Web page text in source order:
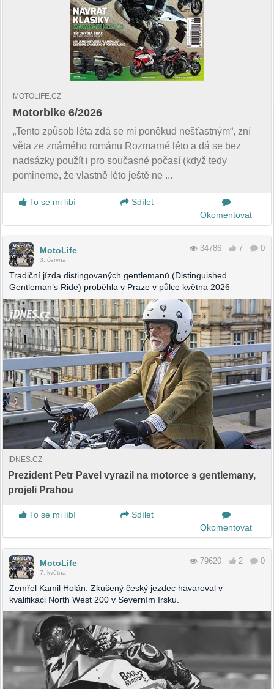
MOTOLIFE.CZ
Motorbike 6/2026
„Tento způsob léta zdá se mi poněkud nešťastným“, zní
věta ze známého románu Rozmarné léto a dá se bez
nadsázky použít i pro současné počasí (když tedy
pomineme, že vlastně léto ještě ne ...
To se mi líbí
Sdílet
Okomentovat
MotoLife
3. června
34786 7 0
Tradiční jízda distingovaných gentlemanů (Distinguished
Gentleman’s Ride) proběhla v Praze v půlce května 2026
IDNES.CZ
Prezident Petr Pavel vyrazil na motorce s gentlemany,
projeli Prahou
To se mi líbí
Sdílet
Okomentovat
MotoLife
7. května
79620 2 0
Zemřel Kamil Holán. Zkušený český jezdec havaroval v
kvalifikaci North West 200 v Severním Irsku.